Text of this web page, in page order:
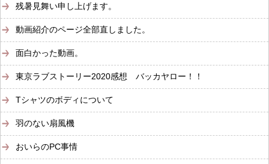
残暑見舞い申し上げます。
動画紹介のページ全部直しました。
面白かった動画。
東京ラブストーリー2020感想 バッカヤロー！！
Tシャツのボディについて
羽のない扇風機
おいらのPC事情